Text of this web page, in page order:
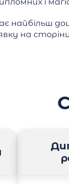
найбільш
на